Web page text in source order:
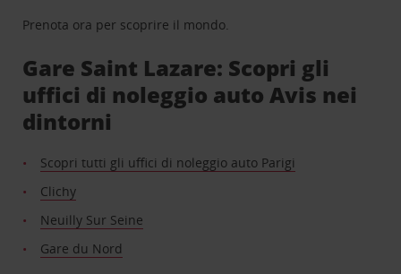
Prenota ora per scoprire il mondo.
Gare Saint Lazare: Scopri gli
uffici di noleggio auto Avis nei
dintorni
Scopri tutti gli uffici di noleggio auto Parigi
Clichy
Neuilly Sur Seine
Gare du Nord